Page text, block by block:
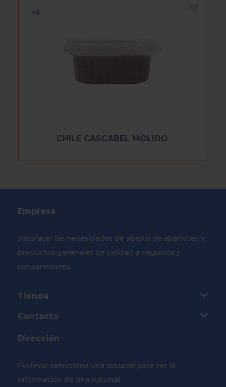
CHILE CASCABEL MOLIDO
Empresa
Satisfacer las necesidades de abasto de abarrotes y
productos generales de calidad a negocios y
consumidores.
Tienda
Contacto
Dirección
Porfavor selecciona una sucursal para ver la
información de una sucursal